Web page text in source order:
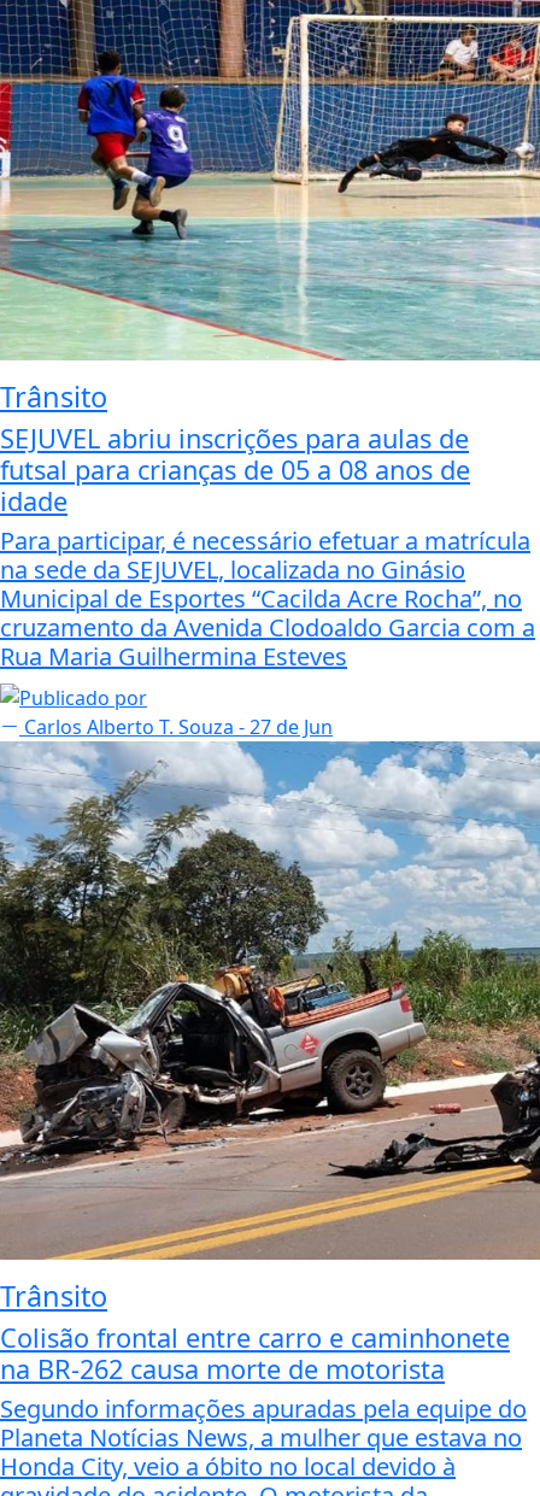
Trânsito
SEJUVEL abriu inscrições para aulas de
futsal para crianças de 05 a 08 anos de
idade
Para participar, é necessário efetuar a matrícula
na sede da SEJUVEL, localizada no Ginásio
Municipal de Esportes “Cacilda Acre Rocha”, no
cruzamento da Avenida Clodoaldo Garcia com a
Rua Maria Guilhermina Esteves
Carlos Alberto T. Souza - 27 de Jun
Trânsito
Colisão frontal entre carro e caminhonete
na BR-262 causa morte de motorista
Segundo informações apuradas pela equipe do
Planeta Notícias News, a mulher que estava no
Honda City, veio a óbito no local devido à